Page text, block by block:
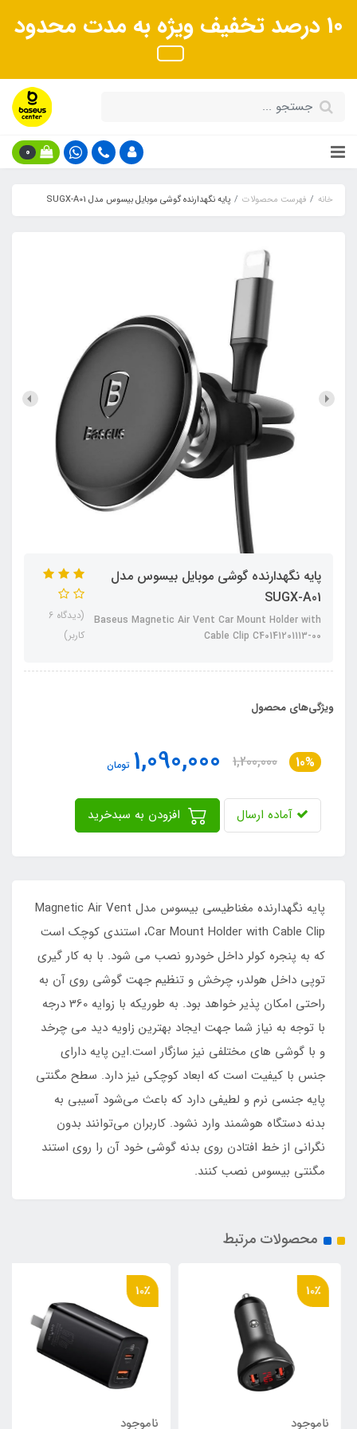
10 درصد تخفیف ویژه به مدت محدود
0
خانه فهرست محصولات پایه نگهدارنده گوشی موبایل بیسوس مدل SUGX-A01
پایه نگهدارنده گوشی موبایل بیسوس مدل
SUGX-A01
Baseus Magnetic Air Vent Car Mount Holder with
Cable Clip C40141201113-00
(دیدگاه 6
کاربر)
ویژگی‌های محصول
10%
1,200,000
1,090,000 تومان
آماده ارسال
پایه نگهدارنده مغناطیسی بیسوس مدل Magnetic Air Vent
Car Mount Holder with Cable Clip، استندی کوچک است
که به پنجره کولر داخل خودرو نصب می شود. با به کار گیری
توپی داخل هولدر، چرخش و تنظیم جهت گوشی روی آن به
راحتی امکان پذیر خواهد بود. به طوریکه با زوایه 360 درجه
با توجه به نیاز شما جهت ایجاد بهترین زاویه دید می چرخد
و با گوشی های مختلفی نیز سازگار است.این پایه دارای
جنس با کیفیت است که ابعاد کوچکی نیز دارد. سطح مگنتی
پایه جنسی نرم و لطیفی دارد که باعث می‌شود آسیبی به
بدنه دستگاه هوشمند وارد نشود. کاربران می‌توانند بدون
نگرانی از خط افتادن روی بدنه گوشی خود آن را روی استند
مگنتی بیسوس نصب کنند.
محصولات مرتبط
10٪
ناموجود
10٪
ناموجود